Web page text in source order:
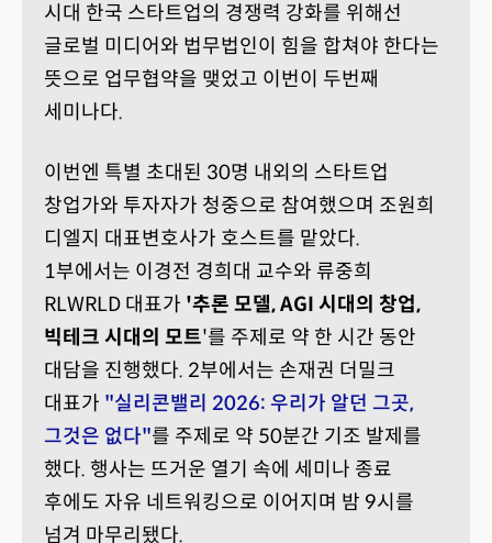
시대 한국 스타트업의 경쟁력 강화를 위해선
글로벌 미디어와 법무법인이 힘을 합쳐야 한다는
뜻으로 업무협약을 맺었고 이번이 두번째
세미나다.
이번엔 특별 초대된 30명 내외의 스타트업
창업가와 투자자가 청중으로 참여했으며 조원희
디엘지 대표변호사가 호스트를 맡았다.
1부에서는 이경전 경희대 교수와 류중희
RLWRLD 대표가 '추론 모델, AGI 시대의 창업,
빅테크 시대의 모트'를 주제로 약 한 시간 동안
대담을 진행했다. 2부에서는 손재권 더밀크
대표가 "실리콘밸리 2026: 우리가 알던 그곳,
그것은 없다"를 주제로 약 50분간 기조 발제를
했다. 행사는 뜨거운 열기 속에 세미나 종료
후에도 자유 네트워킹으로 이어지며 밤 9시를
넘겨 마무리됐다.